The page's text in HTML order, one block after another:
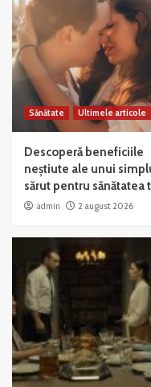
Sănătate Ultimele articole
Descoperă beneficiile
neștiute ale unui
sărut pentru sănătatea
admin 2 august 2026